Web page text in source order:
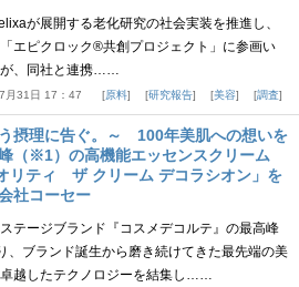
が展開する老化研究の社会実装を推進し、
エピクロック®共創プロジェクト」に参画い
、同社と連携……
月31日 17：47 原料 研究報告 美容 調査
摂理に告ぐ。～ 100年美肌への想いを
（※1）の高機能エッセンスクリーム
リティ ザ クリーム デコラシオン」を
社コーセー
テージブランド『コスメデコルテ』の最高峰
、ブランド誕生から磨き続けてきた最先端の美
越したテクノロジーを結集し……